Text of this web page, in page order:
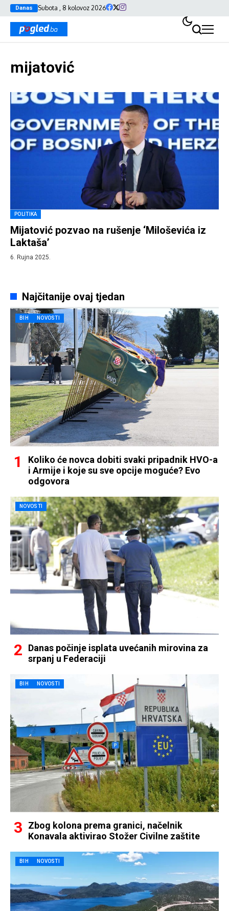
Danas Subota , 8 kolovoz 2026
mijatović
POLITIKA
Mijatović pozvao na rušenje ‘Miloševića iz
Laktaša’
6. Rujna 2025.
Najčitanije ovaj tjedan
BIH NOVOSTI
Koliko će novca dobiti svaki pripadnik HVO-a
i Armije i koje su sve opcije moguće? Evo
odgovora
NOVOSTI
Danas počinje isplata uvećanih mirovina za
srpanj u Federaciji
BIH NOVOSTI
Zbog kolona prema granici, načelnik
Konavala aktivirao Stožer Civilne zaštite
BIH NOVOSTI